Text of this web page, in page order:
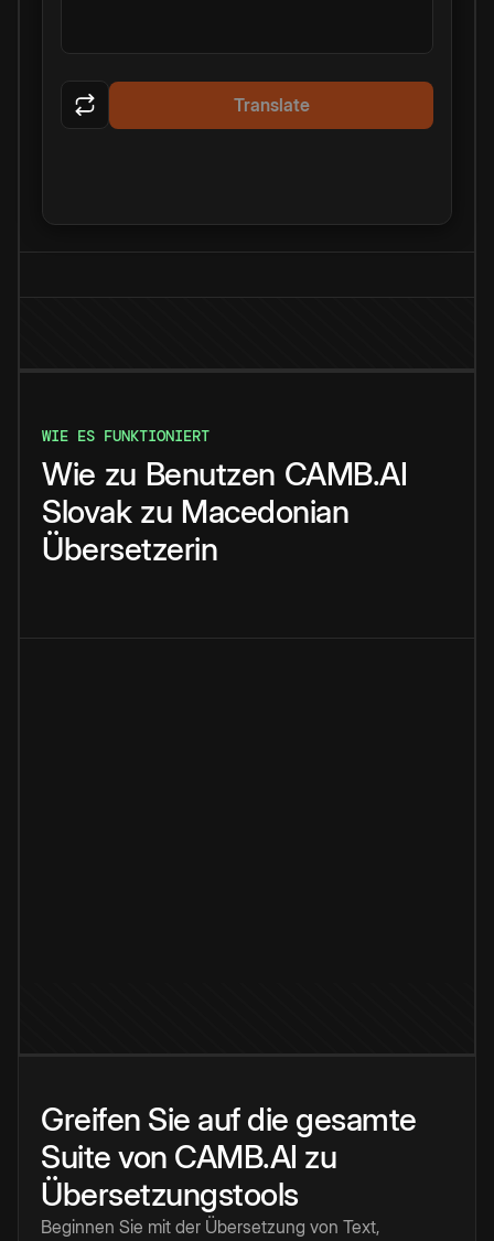
Translate
WIE ES FUNKTIONIERT
Wie zu Benutzen CAMB.AI
Slovak zu Macedonian
Übersetzerin
Greifen Sie auf die gesamte
Suite von CAMB.AI zu
Übersetzungstools
Beginnen Sie mit der Übersetzung von Text,